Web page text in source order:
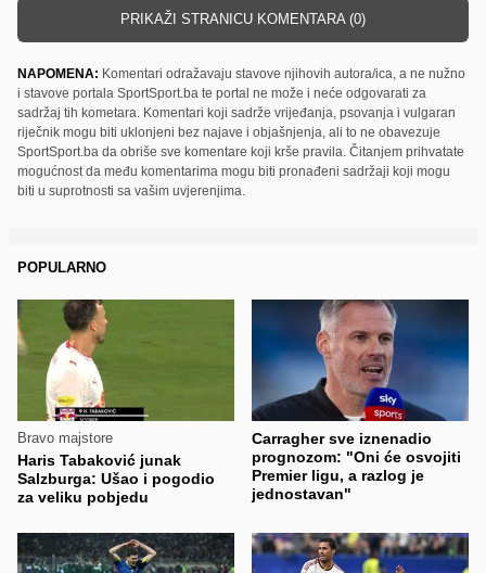
PRIKAŽI STRANICU KOMENTARA (0)
NAPOMENA: Komentari odražavaju stavove njihovih autora/ica, a ne nužno
i stavove portala SportSport.ba te portal ne može i neće odgovarati za
sadržaj tih kometara. Komentari koji sadrže vrijeđanja, psovanja i vulgaran
riječnik mogu biti uklonjeni bez najave i objašnjenja, ali to ne obavezuje
SportSport.ba da obriše sve komentare koji krše pravila. Čitanjem prihvatate
mogućnost da među komentarima mogu biti pronađeni sadržaji koji mogu
biti u suprotnosti sa vašim uvjerenjima.
POPULARNO
Bravo majstore
Haris Tabaković junak
Salzburga: Ušao i pogodio
za veliku pobjedu
Carragher sve iznenadio
prognozom: "Oni će osvojiti
Premier ligu, a razlog je
jednostavan"